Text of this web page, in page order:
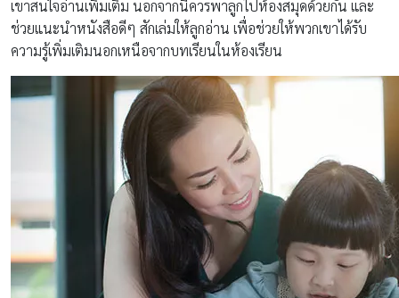
เขาสนใจอ่านเพิ่มเติม นอกจากนี้ควรพาลูกไปห้องสมุดด้วยกัน และ
ช่วยแนะนำหนังสือดีๆ สักเล่มให้ลูกอ่าน เพื่อช่วยให้พวกเขาได้รับ
ความรู้เพิ่มเติมนอกเหนือจากบทเรียนในห้องเรียน